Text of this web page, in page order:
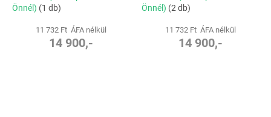
Önnél) (1 db)
11 732 Ft ÁFA nélkül
14 900,-
Önnél) (2 db)
11 732 Ft ÁFA nélkül
14 900,-